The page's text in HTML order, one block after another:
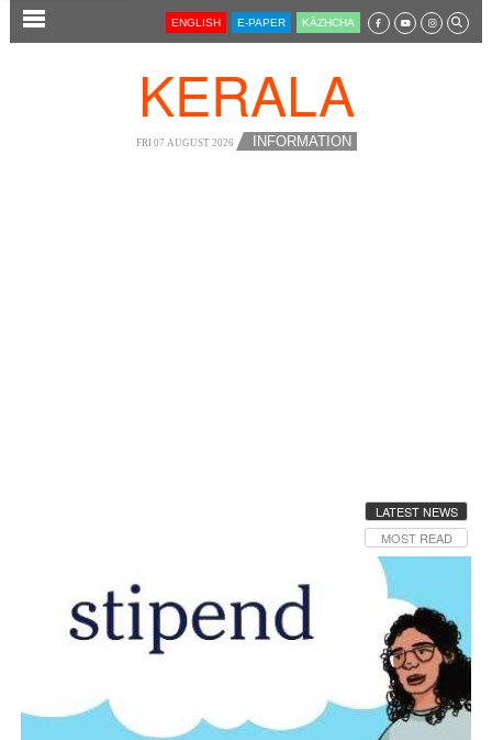
SECTIONS
PHOTOS
LIFESTYLE
ENGLISH E-PAPER KĀZHCHA
KERALA
FRI 07 AUGUST 2026 INFORMATION
LATEST NEWS
MOST READ